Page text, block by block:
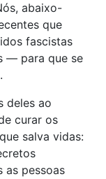
abaixo-
que
fascistas
— para que se
deles ao
curar os
salva vidas:
as pessoas